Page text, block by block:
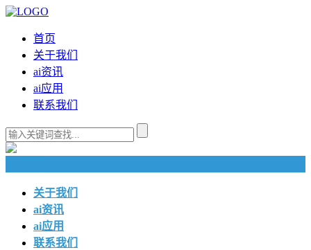
首页
关于我们
ai资讯
ai应用
联系我们
关于我们
ai资讯
ai应用
联系我们